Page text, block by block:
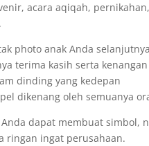
acara aqiqah, pernikahan,
photo anak Anda selanjutnya
terima kasih serta kenangan
dinding yang kedepan
dikenang oleh semuanya
dapat membuat simbol,
ringan ingat perusahaan.